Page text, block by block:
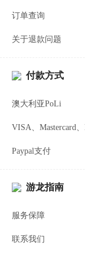
订单查询
关于退款问题
付款方式
澳大利亚PoLi
Paypal支付
游龙指南
服务保障
联系我们